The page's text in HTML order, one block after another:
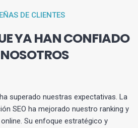
DE CLIENTES
YA HAN CONFIADO
superado nuestras expectativas. La
SEO ha mejorado nuestro ranking y
Su enfoque estratégico y